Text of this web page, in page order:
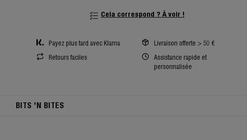
Cela correspond ? À voir !
Payez plus tard avec Klarna
Livraison offerte > 50 €
Retours faciles
Assistance rapide et
personnalisée
BITS 'N BITES